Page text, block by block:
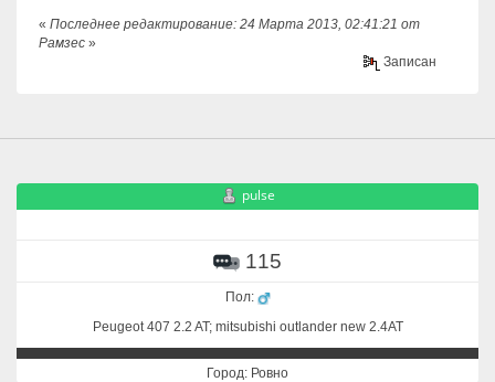
« Последнее редактирование: 24 Марта 2013, 02:41:21 от
Рамзес »
Записан
pulse
115
Пол:
Peugeot 407 2.2 AT; mitsubishi outlander new 2.4AT
Город: Ровно